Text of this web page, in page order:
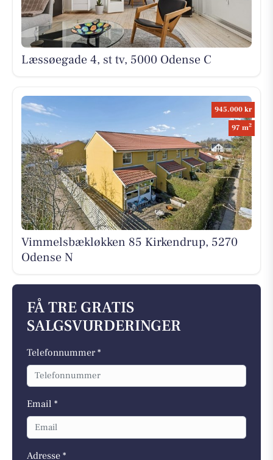
Læssøegade 4, st tv, 5000 Odense C
945.000 kr
97 m2
Vimmelsbækløkken 85 Kirkendrup, 5270
Odense N
FÅ TRE GRATIS
SALGSVURDERINGER
Telefonnummer *
Email *
Adresse *